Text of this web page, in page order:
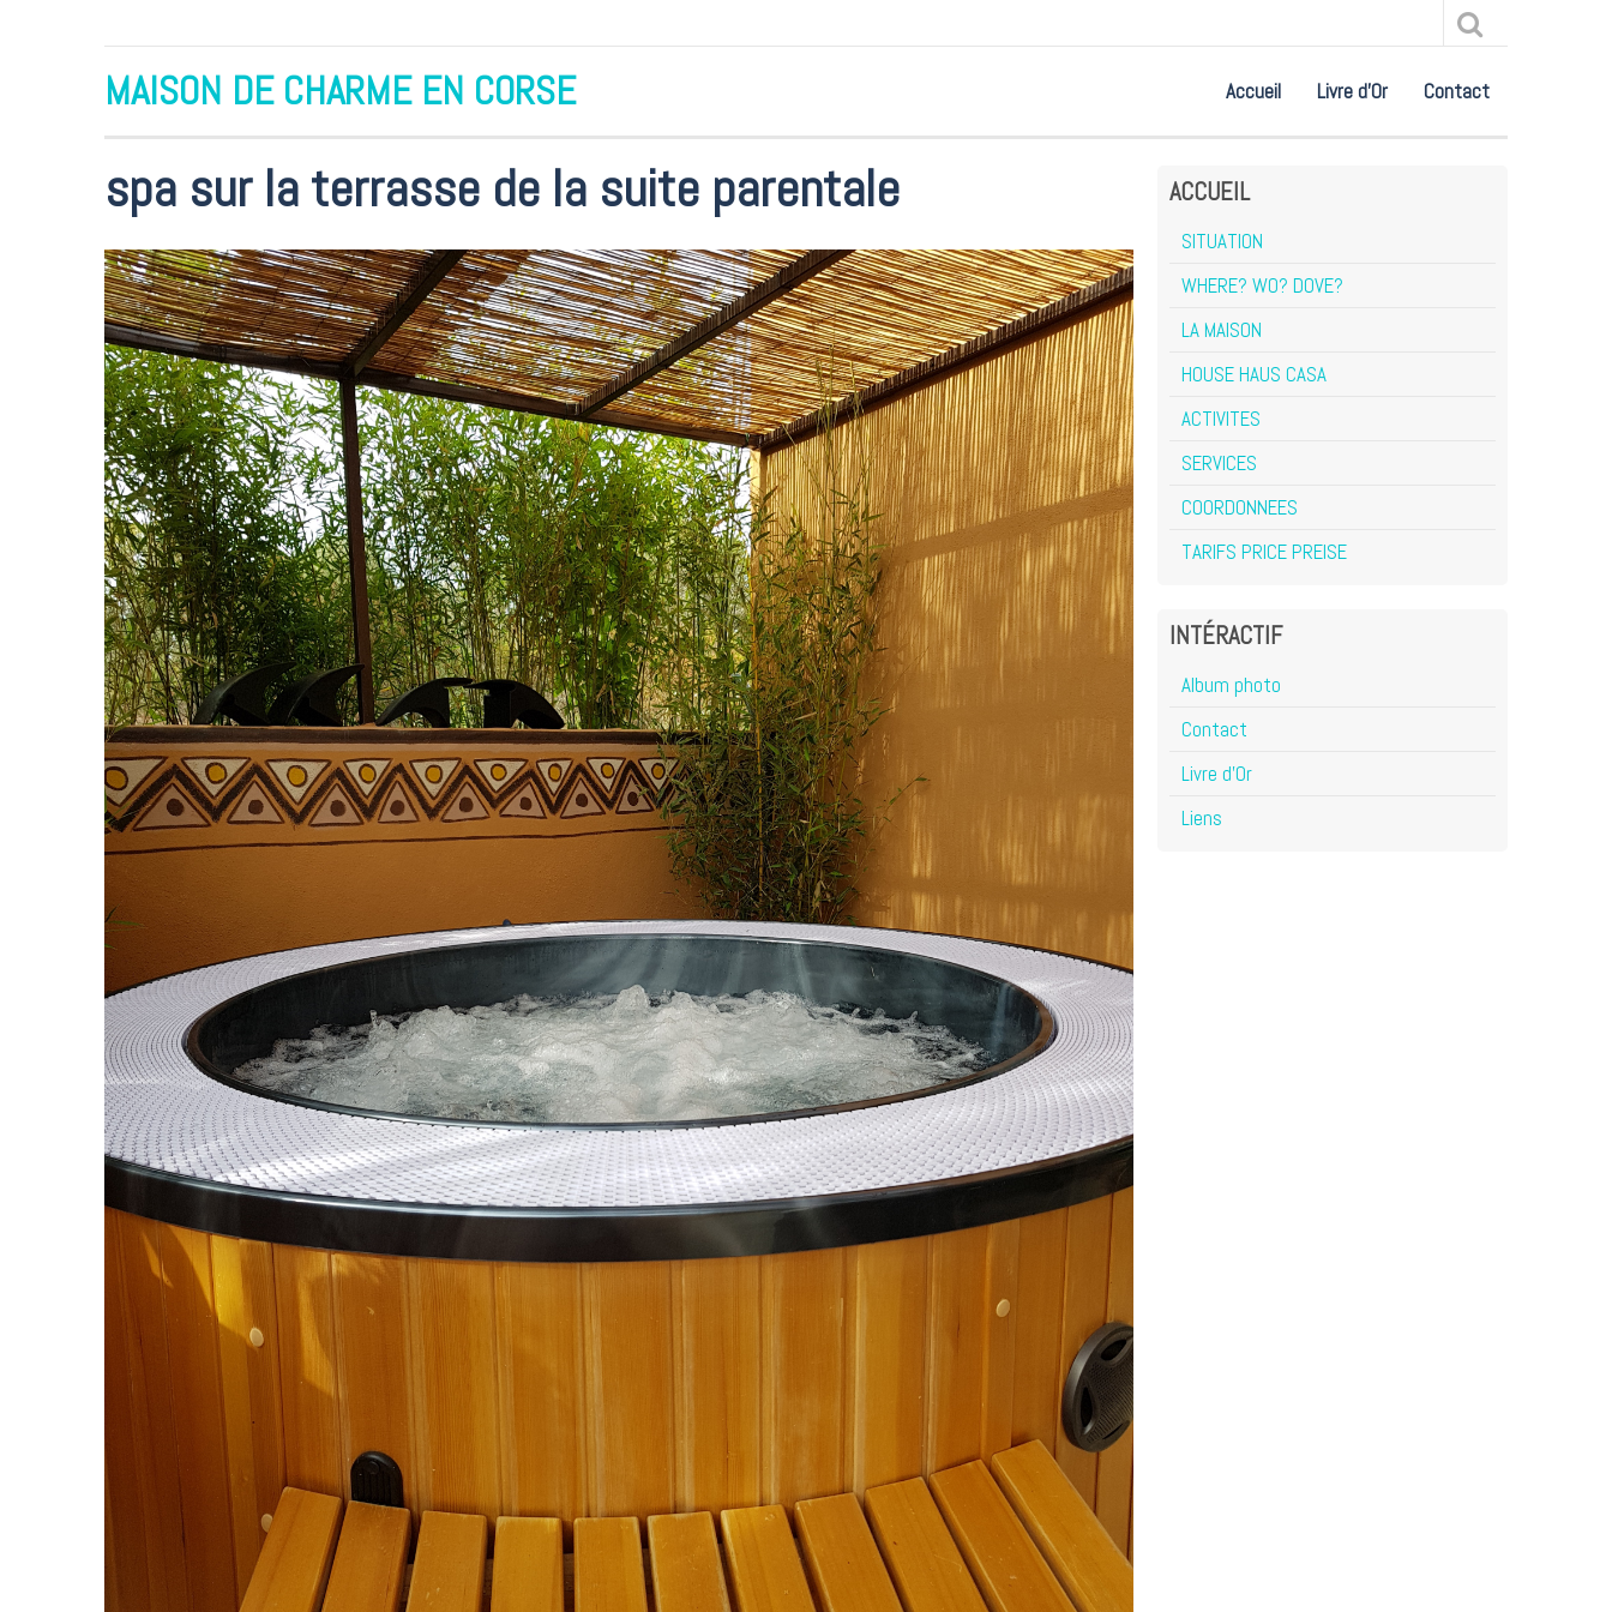
MAISON DE CHARME EN CORSE Accueil Livre d'Or Contact
spa sur la terrasse de la suite parentale ACCUEIL
SITUATION
WHERE? WO? DOVE?
LA MAISON
HOUSE HAUS CASA
ACTIVITES
SERVICES
COORDONNEES
TARIFS PRICE PREISE
INTÉRACTIF
Album photo
Contact
Livre d'Or
Liens